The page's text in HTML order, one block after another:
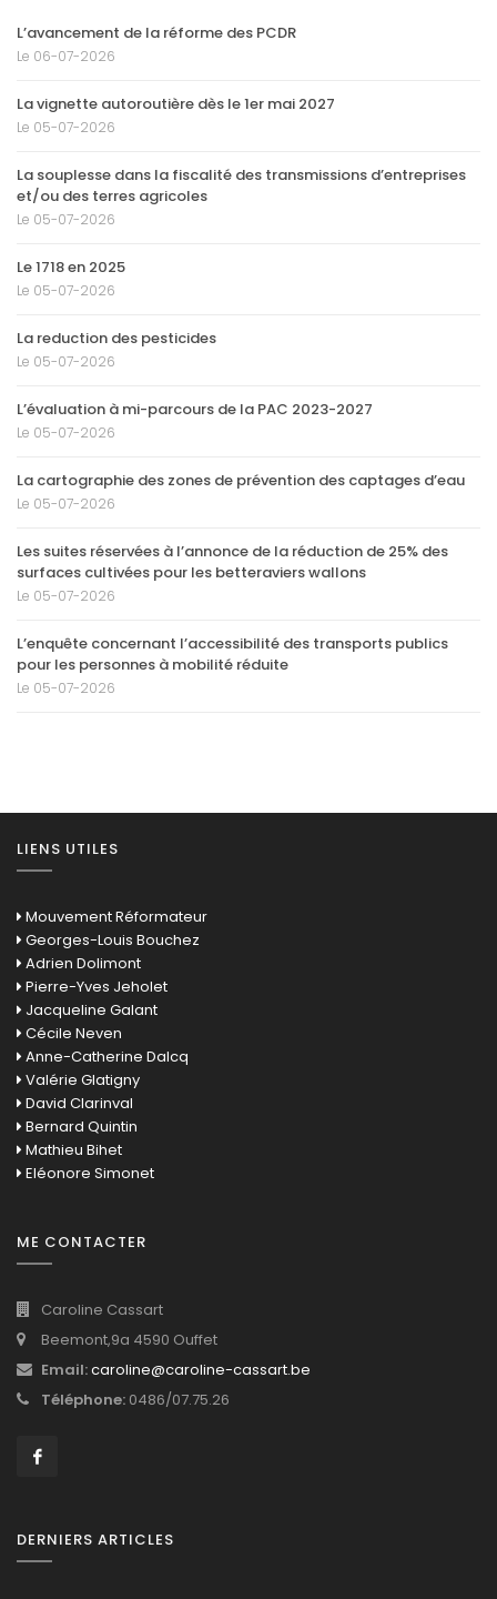
L’avancement de la réforme des PCDR
Le 06-07-2026
La vignette autoroutière dès le 1er mai 2027
Le 05-07-2026
La souplesse dans la fiscalité des transmissions d’entreprises
et/ou des terres agricoles
Le 05-07-2026
Le 1718 en 2025
Le 05-07-2026
La reduction des pesticides
Le 05-07-2026
L’évaluation à mi-parcours de la PAC 2023-2027
Le 05-07-2026
La cartographie des zones de prévention des captages d’eau
Le 05-07-2026
Les suites réservées à l’annonce de la réduction de 25% des
surfaces cultivées pour les betteraviers wallons
Le 05-07-2026
L’enquête concernant l’accessibilité des transports publics
pour les personnes à mobilité réduite
Le 05-07-2026
LIENS UTILES
Mouvement Réformateur
Georges-Louis Bouchez
Adrien Dolimont
Pierre-Yves Jeholet
Jacqueline Galant
Cécile Neven
Anne-Catherine Dalcq
Valérie Glatigny
David Clarinval
Bernard Quintin
Mathieu Bihet
Eléonore Simonet
ME CONTACTER
Caroline Cassart
Beemont,9a 4590 Ouffet
Email:caroline@caroline-cassart.be
Téléphone: 0486/07.75.26
DERNIERS ARTICLES